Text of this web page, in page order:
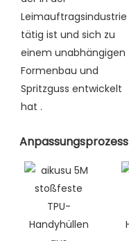
Leimauftragsindustrie
tätig ist und sich zu
einem unabhängigen
Formenbau und
Spritzguss entwickelt
hat .
Anpassungsprozess